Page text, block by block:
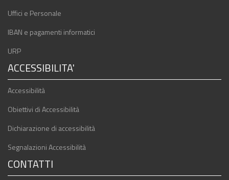
Uffici e Personale
IBAN e pagamenti informatici
URP
ACCESSIBILITA'
Accessibilità
Obiettivi di Accessibilità
Dichiarazione di accessibilità
Segnalazioni Accessibilità
CONTATTI